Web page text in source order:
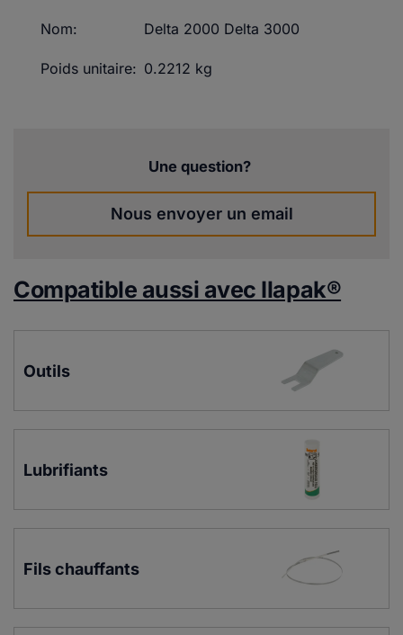
Nom: Delta 2000 Delta 3000
Poids unitaire: 0.2212 kg
Une question?
Nous envoyer un email
Compatible aussi avec Ilapak®
Outils
Lubrifiants
Fils chauffants